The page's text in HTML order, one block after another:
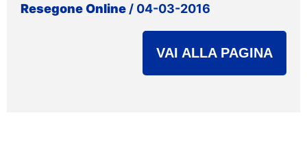
Resegone Online / 04-03-2016
VAI ALLA PAGINA